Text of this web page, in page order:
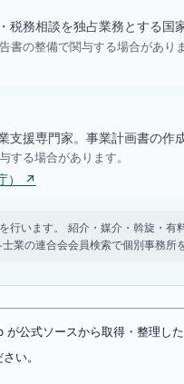
税務相談を独占業務とする国
書の整備で関与する場合がありま
支援専門家。事業計画書の作
する場合があります。
） ↗
行います。 紹介・媒介・斡旋・有
業の連合会会員検索で個別事務所
公式ソースから取得・整理し
い。